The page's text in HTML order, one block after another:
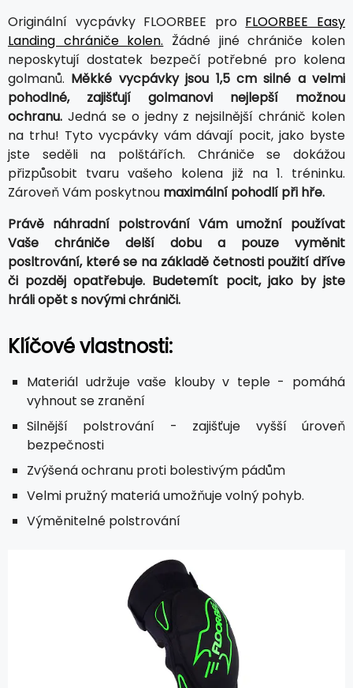
Originální vycpávky FLOORBEE pro FLOORBEE Easy
Landing chrániče kolen. Žádné jiné chrániče kolen
neposkytují dostatek bezpečí potřebné pro kolena
golmanů. Měkké vycpávky jsou 1,5 cm silné a velmi
pohodlné, zajišťují golmanovi nejlepší možnou
ochranu. Jedná se o jedny z nejsilnější chránič kolen
na trhu! Tyto vycpávky vám dávají pocit, jako byste
jste seděli na polštářích. Chrániče se dokážou
přizpůsobit tvaru vašeho kolena již na 1. tréninku.
Zároveň Vám poskytnou maximální pohodlí při hře.
Právě náhradní polstrování Vám umožní používat
Vaše chrániče delší dobu a pouze vyměnit
posltrování, které se na základě četnosti použití dříve
či pozděj opatřebuje. Budetemít pocit, jako by jste
hráli opět s novými chrániči.
Klíčové vlastnosti:
Materiál udržuje vaše klouby v teple - pomáhá
vyhnout se zranění
Silnější polstrování - zajišťuje vyšší úroveň
bezpečnosti
Zvýšená ochranu proti bolestivým pádům
Velmi pružný materiá umožňuje volný pohyb.
Výměnitelné polstrování